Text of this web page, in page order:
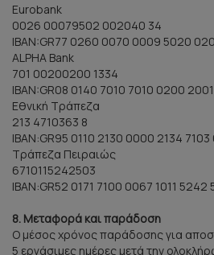
Eurobank
0026 00079502 002040 34
IBAN:GR77 0260 0070 0009 5020
ALPHA Bank
701 00200200 1334
IBAN:GR08 0140 7010 7010 0200
Εθνική Τράπεζα
213 4710363 8
ΙΒΑΝ:GR95 0110 2130 0000 2134 7103
Τράπεζα Πειραιώς
6710115242503
ΙΒΑΝ:GR52 0171 7100 0067 1011 5242
8. Μεταφορά και παράδοση
Ο μέσος χρόνος παράδοσης για
5 εργάσιμες ημέρες μετά την